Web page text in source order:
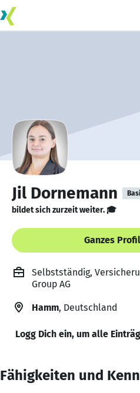
Jil Dornemann
bildet sich zurzeit weiter. 🎓
Ganzes
Selbstständig,
Group AG
Hamm, Deutschland
Logg Dich ein, um alle
Fähigkeiten und